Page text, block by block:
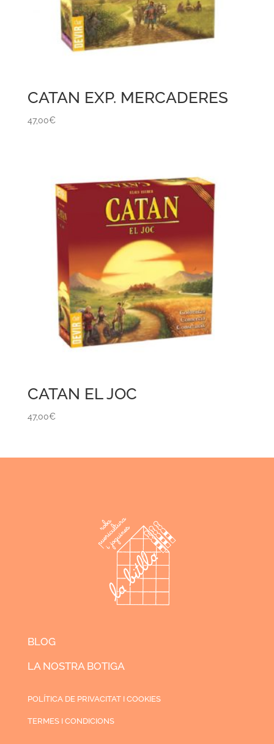
CATAN EXP. MERCADERES
47,00€
CATAN EL JOC
47,00€
BLOG
LA NOSTRA BOTIGA
POLÍTICA DE PRIVACITAT I COOKIES
TERMES I CONDICIONS